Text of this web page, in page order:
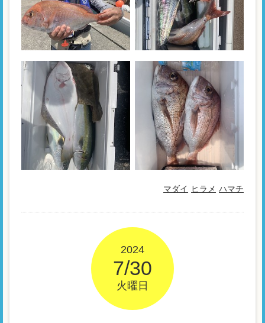
マダイ ヒラメ ハマチ
2024
7/30
火曜日